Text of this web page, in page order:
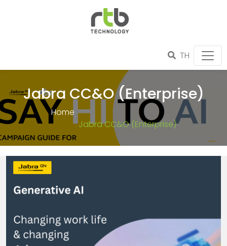
TH
Jabra CC&O (Enterprise)
Home
Jabra CC&O (Enterprise)